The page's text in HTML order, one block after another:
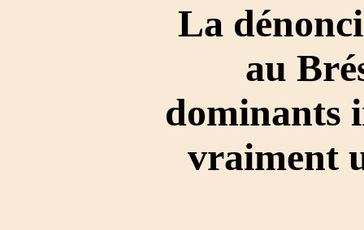
La
au
dominants
vraiment